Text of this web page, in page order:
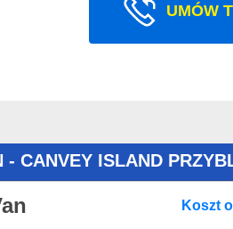
UMÓW
- CANVEY ISLAND
Koszt